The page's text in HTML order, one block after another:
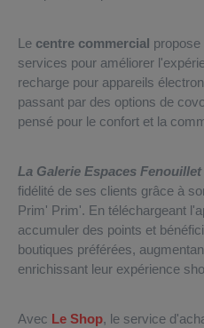
Le centre commercial propose
services pour améliorer
recharge pour appareils
passant par des options de
pensé pour le confort et la
La Galerie Espaces Fenouillet
fidélité de ses clients grâce à
Prim' Prim'. En téléchargeant
accumuler des points et
boutiques préférées,
enrichissant leur expérience
Avec Le Shop, le service